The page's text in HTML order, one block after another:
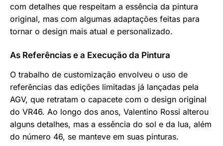
com detalhes que respeitam a essência da pintura
original, mas com algumas adaptações feitas para
tornar o design mais atual e personalizado.
As Referências e a Execução da Pintura
O trabalho de customização envolveu o uso de
referências das edições limitadas já lançadas pela
AGV, que retratam o capacete com o design original
do VR46. Ao longo dos anos, Valentino Rossi alterou
alguns detalhes, mas a essência do sol e da lua, além
do número 46, se manteve em suas pinturas.